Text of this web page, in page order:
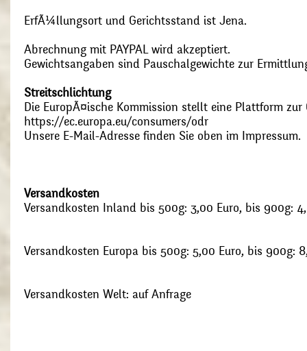
ErfÃ¼llungsort und Gerichtsstand ist Jena.
Abrechnung mit PAYPAL wird akzeptiert.
Gewichtsangaben sind Pauschalgewichte zur
Streitschlichtung
Die EuropÃ¤ische Kommission stellt eine Plattform
https://ec.europa.eu/consumers/odr
Unsere E-Mail-Adresse finden Sie oben im Impressum.
Versandkosten
Versandkosten Inland bis 500g: 3,00 Euro, bis 900g:
Versandkosten Europa bis 500g: 5,00 Euro, bis 900g:
Versandkosten Welt: auf Anfrage